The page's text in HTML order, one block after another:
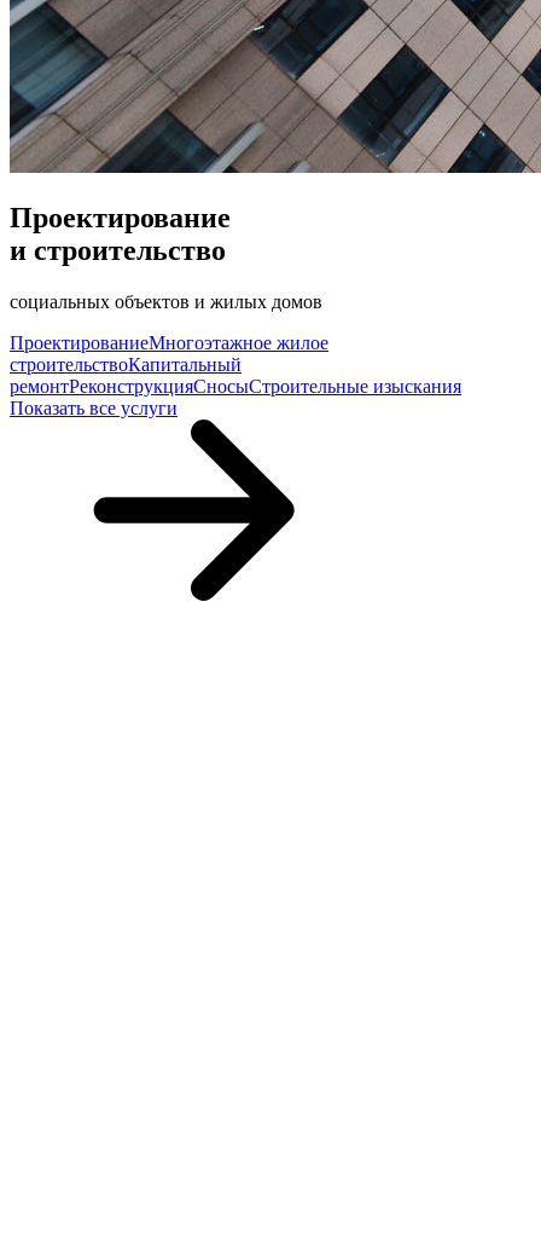
Проектирование
и строительство
социальных объектов и жилых домов
ПроектированиеМногоэтажное жилое
строительствоКапитальный
ремонтРеконструкцияСносыСтроительные изыскания
Показать все услуги